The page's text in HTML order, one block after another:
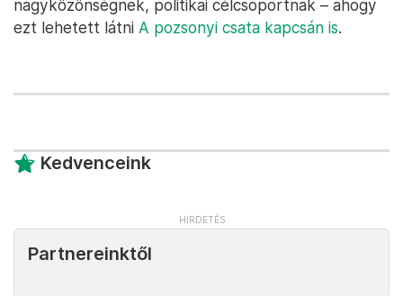
nagyközönségnek, politikai célcsoportnak – ahogy
ezt lehetett látni A pozsonyi csata kapcsán is.
Kedvenceink
Partnereinktől